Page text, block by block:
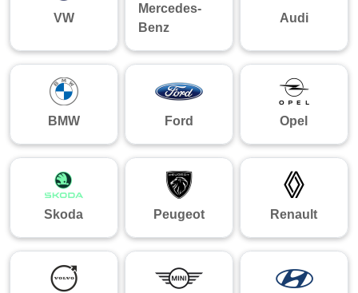
VW
Mercedes-
Benz
Audi
BMW Ford Opel
Skoda Peugeot Renault